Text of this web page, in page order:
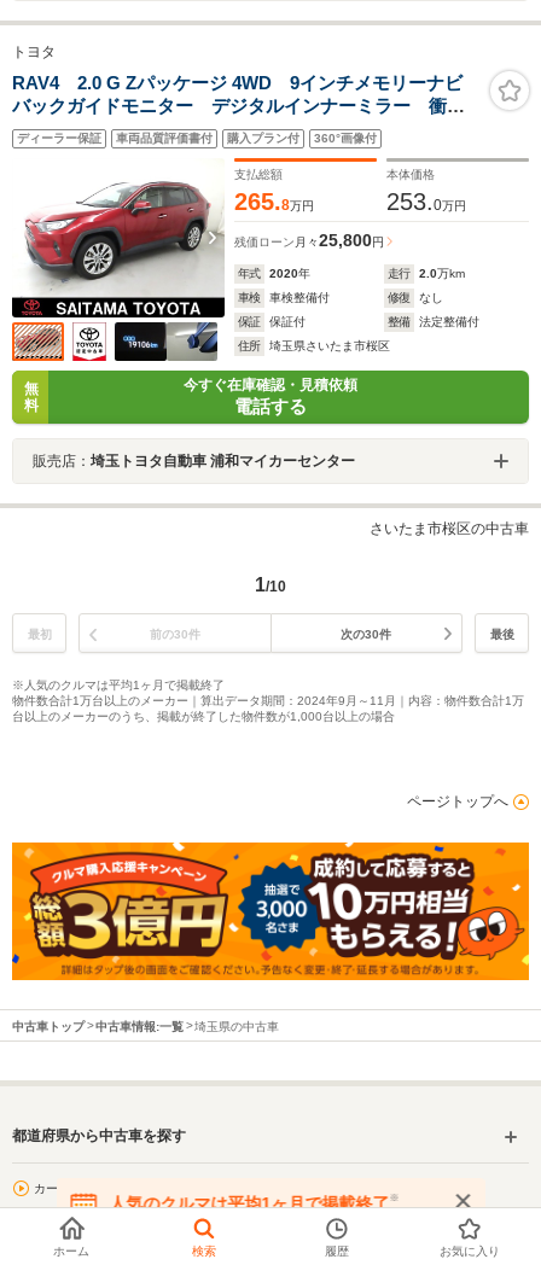
トヨタ
RAV4 2.0 G Zパッケージ 4WD 9インチメモリーナビ
バックガイドモニター デジタルインナーミラー 衝突
被害軽減ブレーキ 踏み間違い防止 応急用タイヤ ド
ライブレコーダー ブラインドスポットモニター ETC
ディーラー保証 車両品質評価書付 購入プラン付 360°画像付
支払総額
265.8万円
本体価格
253.0万円
残価ローン 月々25,800円
年式 2020年 走行 2.0万km
車検
車検整備付 修復
なし
保証
保証付 整備
法定整備付
住所
埼玉県さいたま市桜区
無
料
今すぐ在庫確認・見積依頼
電話する
販売店： 埼玉トヨタ自動車 浦和マイカーセンター
さいたま市桜区の中古車
1/10
最初 前の30件 次の30件 最後
※人気のクルマは平均1ヶ月で掲載終了
物件数合計1万台以上のメーカー｜算出データ期間：2024年9月～11月｜内容：物件数合計1万
台以上のメーカーのうち、掲載が終了した物件数が1,000台以上の場合
ページトップへ
中古車トップ 中古車情報:一覧 埼玉県の中古車
都道府県から中古車を探す
カーセンサートップへ
カーセンサー
アフター保証対象車
中古車リース
人気のクルマは平均1ヶ月で掲載終了※
在庫が無くなる前にお問い合わせください
ホーム 検索 履歴 お気に入り